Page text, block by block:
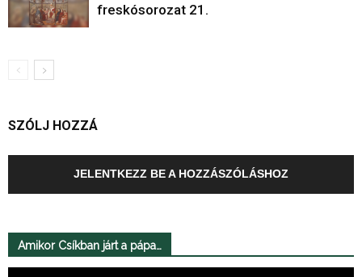
freskósorozat 21.
SZÓLJ HOZZÁ
JELENTKEZZ BE A HOZZÁSZÓLÁSHOZ
Amikor Csíkban járt a pápa…